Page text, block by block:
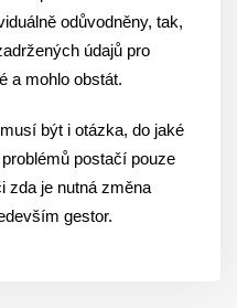
odůvodněny, tak,
údajů pro
a mohlo obstát.
být i otázka, do jaké
postačí pouze
zda je nutná změna
gestor.